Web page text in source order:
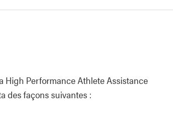
High Performance Athlete Assistance
des façons suivantes :